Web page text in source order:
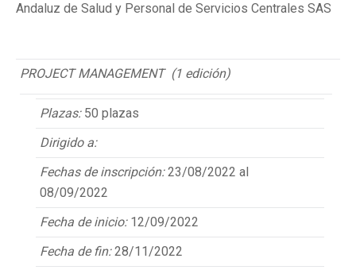
Andaluz de Salud y Personal de Servicios Centrales SAS
PROJECT MANAGEMENT (1 edición)
Plazas: 50 plazas
Dirigido a:
Fechas de inscripción:23/08/2022 al
08/09/2022
Fecha de inicio: 12/09/2022
Fecha de fin:28/11/2022